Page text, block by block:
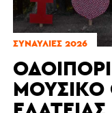
ΣΥΝΑΥΛΊΕΣ 2026
ΜΟΥΣΙΚΌ